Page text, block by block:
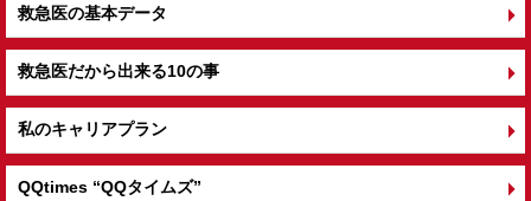
救急医の基本データ
救急医だから出来る10の事
私のキャリアプラン
QQtimes “QQタイムズ”